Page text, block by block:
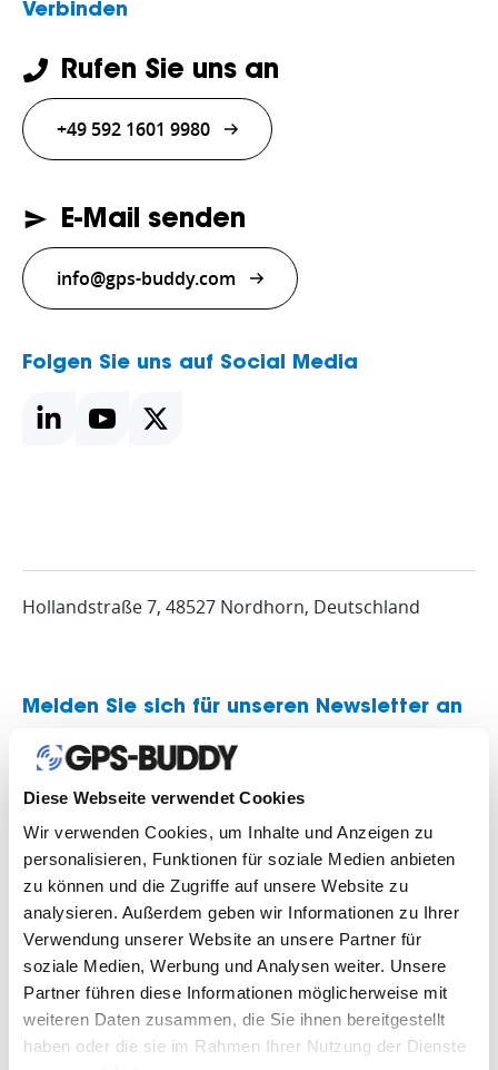
Diese Webseite verwendet Cookies
Wir verwenden Cookies, um Inhalte und Anzeigen zu
personalisieren, Funktionen für soziale Medien anbieten
zu können und die Zugriffe auf unsere Website zu
analysieren. Außerdem geben wir Informationen zu Ihrer
Verwendung unserer Website an unsere Partner für
soziale Medien, Werbung und Analysen weiter. Unsere
Partner führen diese Informationen möglicherweise mit
weiteren Daten zusammen, die Sie ihnen bereitgestellt
haben oder die sie im Rahmen Ihrer Nutzung der Dienste
Hollandstraße 7, 48527 Nordhorn, Deutschland
Melden Sie sich für unseren Newsletter an
Verbinden
Rufen Sie uns an
+49 592 1601 9980
E-Mail senden
info@gps-buddy.com
Folgen Sie uns auf Social Media